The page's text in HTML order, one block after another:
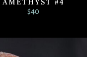
AMETHYST #4
$40